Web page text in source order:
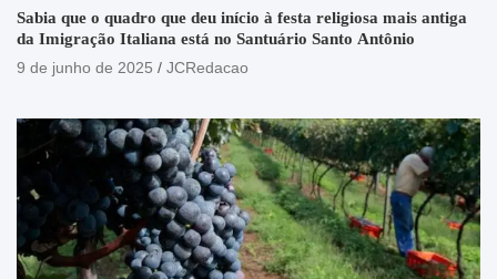
Sabia que o quadro que deu início à festa religiosa mais antiga
da Imigração Italiana está no Santuário Santo Antônio
9 de junho de 2025
JCRedacao